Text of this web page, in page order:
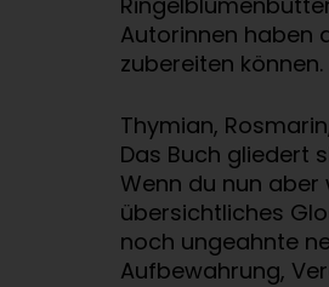
Autorinnen haben
zubereiten
Thymian,
Das Buch gliedert
Wenn du nun
übersichtliches
noch ungeahnte
Aufbewahrung,